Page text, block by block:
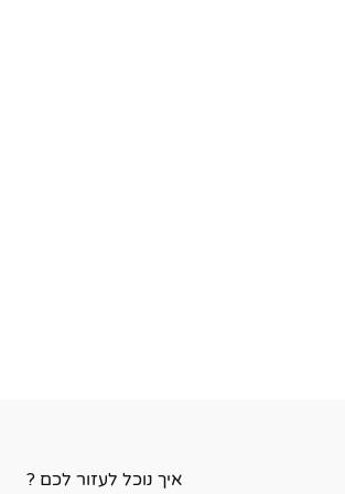
איך נוכל לעזור לכם ?